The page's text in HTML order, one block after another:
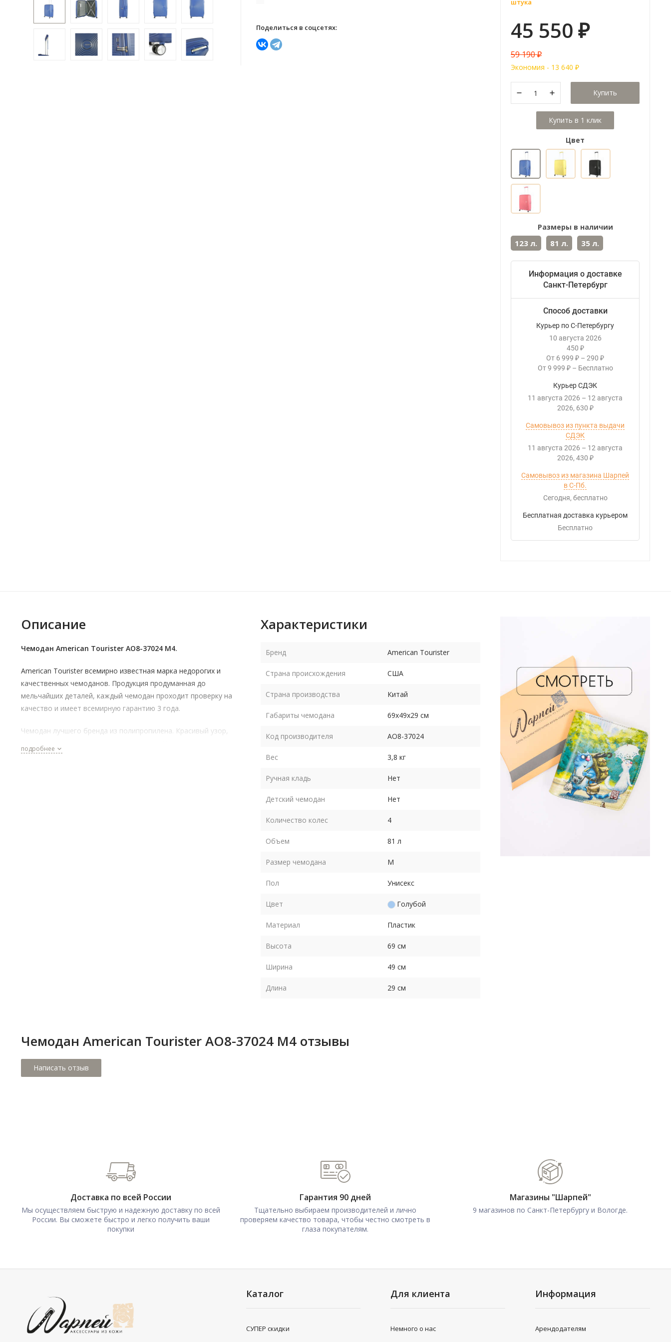
Поделиться в соцсетях:
штука
45 550 ₽
59 190₽
Экономия - 13 640 ₽
Купить
Цвет
Размеры в наличии
123 л. 81 л. 35 л.
Информация о доставке
Санкт-Петербург
Способ доставки
Курьер по С-Петербургу
10 августа 2026
450 ₽
От 6 999 ₽ – 290 ₽
От 9 999 ₽ – Бесплатно
Курьер СДЭК
11 августа 2026 – 12 августа
2026 630 ₽
Самовывоз из пункта выдачи
СДЭК
11 августа 2026 – 12 августа
2026 430 ₽
Самовывоз из магазина Шарпей
в С-Пб.
Сегодня
Бесплатно
Бесплатная доставка курьером
Бесплатно
Описание
Чемодан Аmerican Тourister AO8-37024 M4.
American Tourister всемирно известная марка недорогих и
качественных чемоданов. Продукция продуманная до
мельчайших деталей, каждый чемодан проходит проверку на
качество и имеет всемирную гарантию 3 года.
Чемодан лучшего бренда из полипропилена. Красивый узор,
качественные материалы, разные цвета. Чемодан закрывается
на молнию, внутри с двух сторон эластичные перекрестные
подробнее
Характеристики
Бренд American Tourister
Страна происхождения США
Страна производства Китай
Габариты чемодана 69х49х29 см
Код производителя AO8-37024
Вес 3,8 кг
Ручная кладь Нет
Детский чемодан Нет
Количество колес 4
Объем 81 л
Размер чемодана M
Пол Унисекс
Цвет Голубой
Материал Пластик
Высота 69 см
Ширина 49 см
Длина 29 см
Чемодан Аmerican Тourister AO8-37024 M4 отзывы
Доставка по всей России
Мы осуществляем быструю и надежную доставку по всей
России. Вы сможете быстро и легко получить ваши
покупки
Гарантия 90 дней
Тщательно выбираем производителей и лично
проверяем качество товара, чтобы честно смотреть в
глаза покупателям.
Магазины "Шарпей"
9 магазинов по Санкт-Петербургу и Вологде.
Каталог
СУПЕР скидки
Для клиента
Немного о нас
Информация
Арендодателям